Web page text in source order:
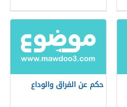
حكم عن الفراق والوداع